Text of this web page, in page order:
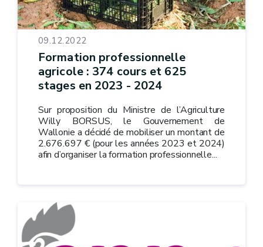
09.12.2022
Formation professionnelle
agricole : 374 cours et 625
stages en 2023 - 2024
Sur proposition du Ministre de l’Agriculture
Willy BORSUS, le Gouvernement de
Wallonie a décidé de mobiliser un montant de
2.676.697 € (pour les années 2023 et 2024)
afin d’organiser la formation professionnelle...